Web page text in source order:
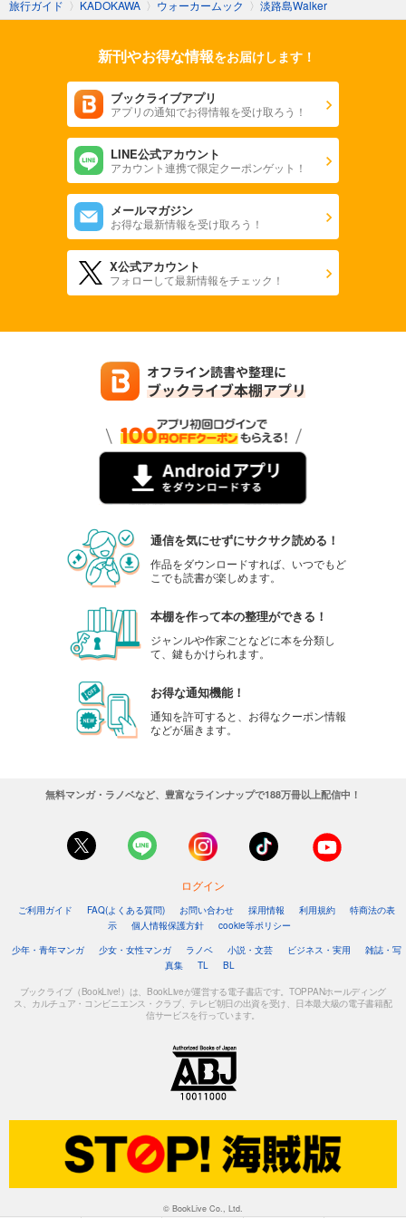
旅行ガイド 〉 KADOKAWA 〉 ウォーカームック 〉 淡路島Walker
新刊やお得な情報をお届けします！
ブックライブアプリ
アプリの通知でお得情報を受け取ろう！
LINE公式アカウント
アカウント連携で限定クーポンゲット！
メールマガジン
お得な最新情報を受け取ろう！
X公式アカウント
フォローして最新情報をチェック！
通信を気にせずにサクサク読める！
作品をダウンロードすれば、いつでもど
こでも読書が楽しめます。
本棚を作って本の整理ができる！
ジャンルや作家ごとなどに本を分類し
て、鍵もかけられます。
お得な通知機能！
通知を許可すると、お得なクーポン情報
などが届きます。
無料マンガ・ラノベなど、豊富なラインナップで188万冊以上配信中！
ログイン
ご利用ガイド FAQ(よくある質問) お問い合わせ 採用情報 利用規約
特商法の表
示
個人情報保護方針
cookie等ポリシー
少年・青年マンガ
少女・女性マンガ ラノベ 小説・文芸 ビジネス・実用
雑誌・写
真集
TL BL
ブックライブ（BookLive!）は、BookLiveが運営する電子書店です。TOPPANホールディング
ス、カルチュア・コンビニエンス・クラブ、テレビ朝日の出資を受け、日本最大級の電子書籍配
信サービスを行っています。
© BookLive Co., Ltd.